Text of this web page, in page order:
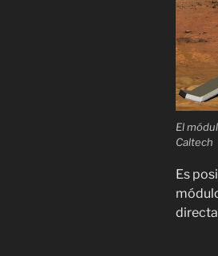
El
Caltech
Es